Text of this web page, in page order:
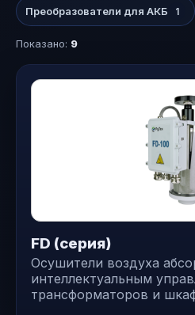
Преобразователи для АКБ 1
Показано: 9
FD (серия)
Осушители воздуха
интеллектуальным
трансформаторов и